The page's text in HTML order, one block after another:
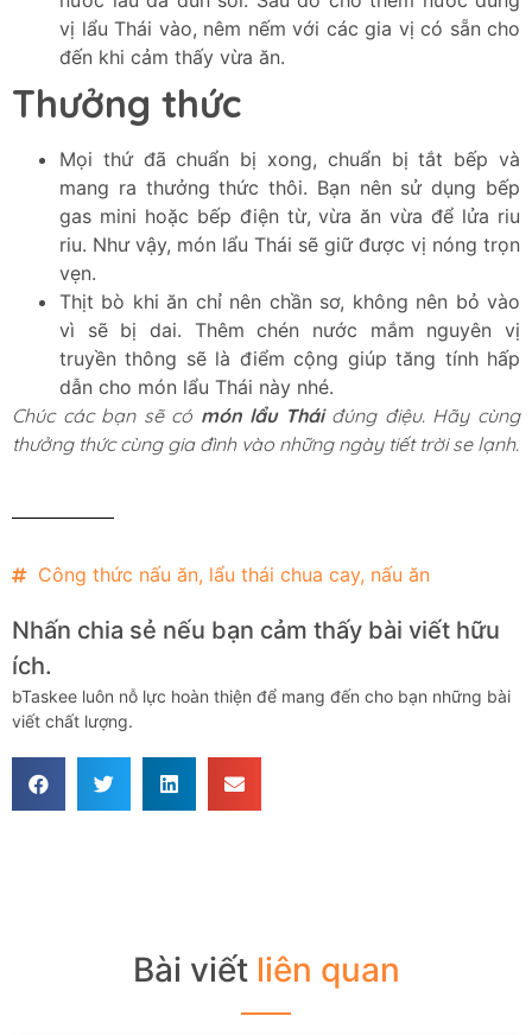
vị lẩu Thái vào, nêm nếm với các gia vị có sẵn cho
đến khi cảm thấy vừa ăn.
Thưởng thức
Mọi thứ đã chuẩn bị xong, chuẩn bị tắt bếp và
mang ra thưởng thức thôi. Bạn nên sử dụng bếp
gas mini hoặc bếp điện từ, vừa ăn vừa để lửa riu
riu. Như vậy, món lẩu Thái sẽ giữ được vị nóng trọn
vẹn.
Thịt bò khi ăn chỉ nên chần sơ, không nên bỏ vào
vì sẽ bị dai. Thêm chén nước mắm nguyên vị
truyền thông sẽ là điểm cộng giúp tăng tính hấp
dẫn cho món lẩu Thái này nhé.
Chúc các bạn sẽ có món lẩu Tháiđúng điệu. Hãy cùng
thưởng thức cùng gia đình vào những ngày tiết trời se lạnh.
Công thức nấu ăn, lẩu thái chua cay, nấu ăn
Nhấn chia sẻ nếu bạn cảm thấy bài viết hữu
ích.
bTaskee luôn nỗ lực hoàn thiện để mang đến cho bạn những bài
viết chất lượng.
Bài viết liên quan